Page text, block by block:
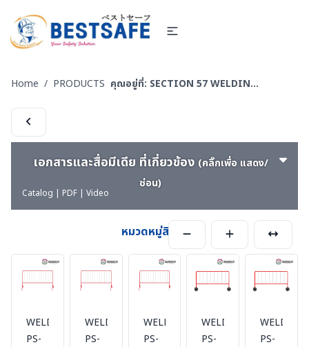
Home / PRODUCTS คุณอยู่ที่: SECTION 57 WELDING-PS ผลิตภัณฑ์ PIYAMANEESERVICE - งานผลิต แผงกั้น กรวยบอกทิศทางลม งานเชื่อม งานแปรรูปโลหะ
เอกสารและสื่อมีเดีย ที่เกี่ยวข้อง (คลิ๊กเพื่อ แสดง/
ซ่อน)
Catalog | PDF | Video
หมวดหมู่สินค้า
WELDING-
PS-
WELDING-
PS-
WELDING-
PS-
WELDING-
PS-
WELDING-
PS-